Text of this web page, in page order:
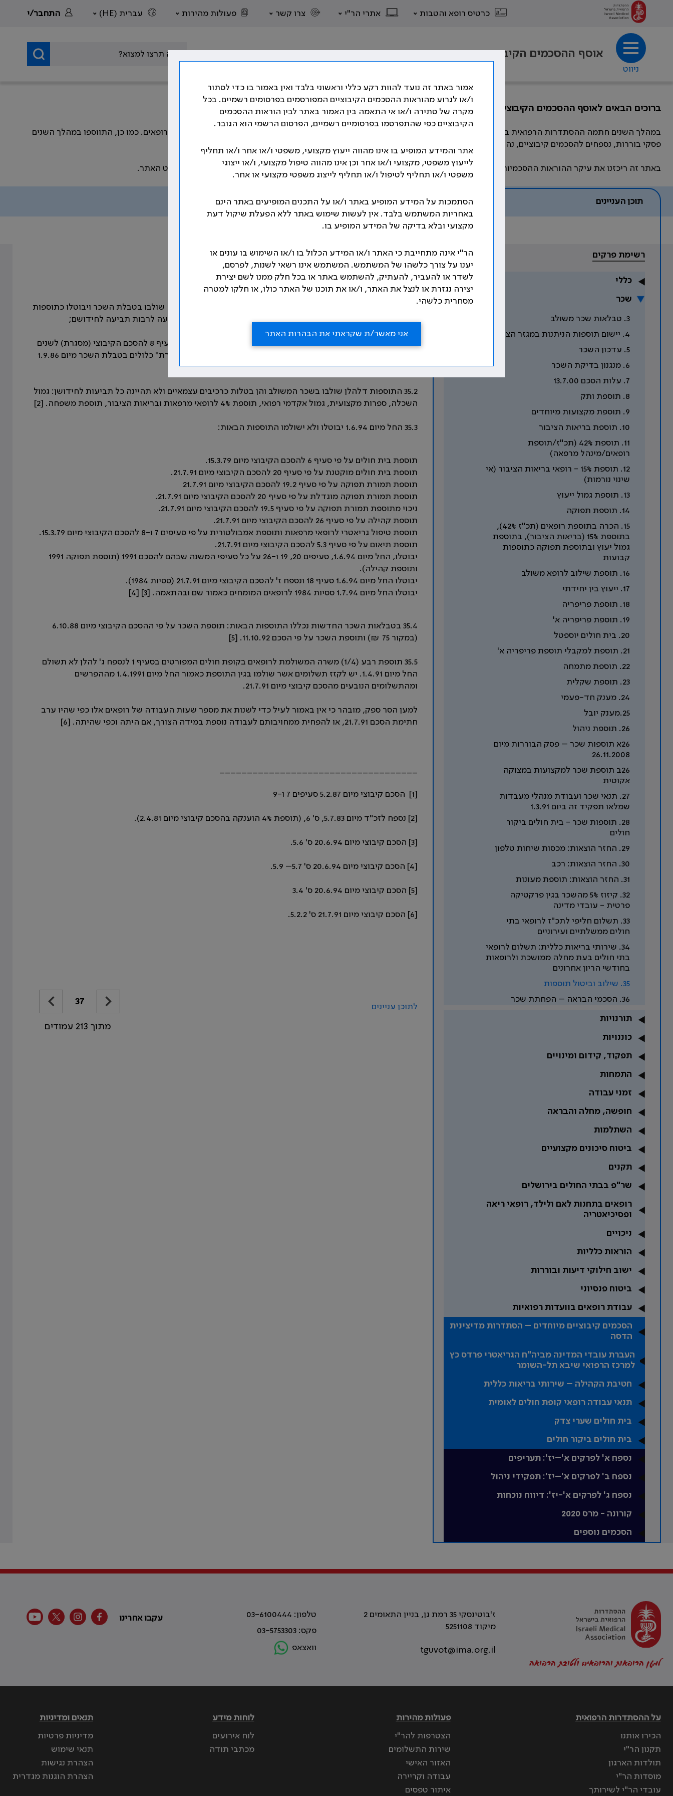
כרטיס רופא והטבות אתרי הר"י צרו קשר פעולות מהירות עברית (HE) התחבר/י
ניווט
אוסף ההסכמים הקיבוציים
ברוכים הבאים לאוסף ההסכמים הקיבוציים
במהלך השנים חתמה ההסתדרות הרפואית בישראל, מול המעסיקים השונים, על הסכמים קיבוציים רבים המסדירים את תנאי העבודה וזכויות הרופאים. כמו כן, התווספו במהלך השנים
פסקי בוררות, נספחים להסכמים קיבוציים, נהלים, חוזרים ומכתבים אשר קובעים את תנאי העבודה וזכויות הרופאים.
באתר זה ריכזנו את עיקר ההוראות ההסכמיות, שהוסדרו ועוגנו בהסכמים הקיבוצים שנחתמו לאורך השנים, בהתאם לנושאים שמפורטים בתפריט האתר.
תוכן העניינים אוסף הסכמים הקיבוציים
רשימת פרקים
כללי
שכר
3. טבלאות שכר משולב
4. יישום תוספות הניתנות במגזר הציבורי
5. עדכון השכר
6. מנגנון בדיקת השכר
7. עלות הסכם 13.7.00
8. תוספת ותק
9. תוספת מקצועות מיוחדים
10. תוספת בריאות הציבור
11. תוספת 42% (תכ"ז/תוספת
רופאים/מינהל מרפאה)
12. תוספת 15% - רופאי בריאות הציבור (אי
שינוי נורמות)
13. תוספת גמול ייעוץ
14. תוספת תפוקה
15. הכרה בתוספת רופאים (תכ"ז 42%),
בתוספת 15% (בריאות הציבור), בתוספת
גמול יעוץ ובתוספת תפוקה כתוספות
קבועות
16. תוספת שילוב לרופא משולב
17. ייעוץ בין יחידתי
18. תוספת פריפריה
19. תוספת פריפריה א'
20. בית חולים יוספטל
21. תוספת למקבלי תוספת פריפריה א'
22. תוספת מתמחה
23. תוספת שקלית
24. מענק חד-פעמי
25.מענק יובל
26. תוספת ניהול
26א תוספות שכר – פסק הבוררות מיום
26.11.2008
26ב תוספת שכר למקצועות במצוקה
אקוטית
27. תנאי שכר ועבודת מנהלי מעבדות
שמלאו תפקיד זה ביום 1.3.91
28. תוספות שכר - בית חולים ביקור
חולים
29. החזר הוצאות: מכסות שיחות טלפון
30. החזר הוצאות: רכב
31. החזר הוצאות: תוספת מעונות
32. קיזוז 5% מהשכר בגין פרקטיקה
פרטית - עובדי מדינה
33. תשלום חליפי לתכ"ז לרופאי בתי
חולים ממשלתיים ועירוניים
34. שירותי בריאות כללית: תשלום לרופאי
בתי חולים בעת מחלה ממושכת ולרופאות
בחודשי הריון אחרונים
35. שילוב וביטול תוספות
36. הסכמי הבראה – הפחתת שכר
תורנויות
כוננויות
תפקוד, קידום ומינויים
התמחות
זמני עבודה
חופשה, מחלה והבראה
השתלמות
ביטוח סיכונים מקצועיים
תקנים
שר"פ בבתי החולים בירושלים
רופאים בתחנות לאם ולילד, רופאי ריאה
ופסיכיאטריה
ניכויים
הוראות כלליות
ישוב חילוקי דיעות ובוררות
ביטוח פנסיוני
עבודת רופאים בוועדות רפואיות
הסכמים קיבוציים מיוחדים – הסתדרות מדיצינית
הדסה
העברת עובדי המדינה מביה"ח הגריאטרי פרדס כץ
למרכז הרפואי שיבא תל-השומר
חטיבת הקהילה – שירותי בריאות כללית
תנאי עבודה רופאי קופת חולים לאומית
בית חולים שערי צדק
בית חולים ביקור חולים
נספח א' לפרקים א'–יז': תעריפים
נספח ב' לפרקים א'–יז': תפקידי ניהול
נספח ג' לפרקים א'-יז': דיווח נוכחות
קורונה - מרס 2020
הסכמים נוספים
נושא: שכר
35. שילוב וביטול תוספות
35.1 תוספת השחיקה בהתאם להסכם מיום 19.1.84 ו-31.1.84 וותק שחיקה שולבו בטבלת השכר ויבוטלו כתוספות
תוספת העלות בגובה 3% על פי "הסכם העיבוי"; תוספת הדרגות על פי סעיף 8 להסכם הקיבוצי (מסגרת) לשנים
1984-1986 מיום 24.6.84 וכן קידום העובדים בדרגה על פי "הסכם המסגרת" כלולים בטבלת השכר מיום 1.9.86
ומהווים חלק ממנה; [1]
35.2 התוספות דלהלן שולבו בשכר המשולב והן בטלות כרכיבים עצמאיים ולא תהיינה כל תביעות לחידושן: גמול
השכלה, ספרות מקצועית, גמול אקדמי רפואי, תוספת 4% לרופאי מרפאות ובריאות הציבור, תוספת משפחה. [2]
35.3 החל מיום 1.6.94 יבוטלו ולא ישולמו התוספות הבאות:
תוספת בית חולים על פי סעיף 6 להסכם הקיבוצי מיום 15.3.79.
תוספת בית חולים מוקטנת על פי סעיף 20 להסכם הקיבוצי מיום 21.7.91.
תוספת תמורת תפוקה על פי סעיף 19.2 להסכם הקיבוצי מיום 21.7.91
תוספת תמורת תפוקה מוגדלת על פי סעיף 20 להסכם הקיבוצי מיום 21.7.91.
ניכוי מתוספת תמורת תפוקה על פי סעיף 19.5 להסכם הקיבוצי מיום 21.7.91.
תוספת קהילה על פי סעיף 26 להסכם הקיבוצי מיום 21.7.91.
תוספת טיפול גריאטרי לרופאי מרפאות ותוספת אמבולטורית על פי סעיפים 7 ו-8 להסכם הקיבוצי מיום 15.3.79.
תוספת תיאום על פי סעיף 5.3 להסכם הקיבוצי מיום 21.7.91.
יבוטלו, החל מיום 1.6.94, סעיפים 20, 19 ו-26 על כל סעיפי המשנה שבהם להסכם 1991 (תוספת תפוקה 1991
ותוספת קהילה).
יבוטלו החל מיום 1.6.94 סעיף 18 ונספח ז' להסכם הקיבוצי מיום 21.7.91 (ססיות 1984).
יבוטלו החל מיום 1.7.94 ססיות 1984 לרופאים המומחים כאמור שם ובהתאמה. [3] [4]
35.4 בטבלאות השכר החדשות נכללו התוספות הבאות: תוספת השכר על פי ההסכם הקיבוצי מיום 6.10.88
(במקור 75 ₪) ותוספת השכר על פי הסכם 11.10.92. [5]
35.5 תוספת רבע (1/4) משרה המשולמת לרופאים בקופת חולים המפורטים בסעיף 1 לנספח ג' להלן לא תשולם
החל מיום 1.4.91. יש לקזז תשלומים אשר שולמו בגין התוספת כאמור החל מיום 1.4.1991 מההפרשים
ומהתשלומים הנובעים מהסכם קיבוצי מיום 21.7.91.
למען הסר ספק, מובהר כי אין באמור לעיל כדי לשנות את מספר שעות העבודה של רופאים אלו כפי שהיו ערב
חתימת הסכם 21.7.91, או להפחית ממחויבותם לעבודה נוספת במידה הצורך, אם היתה וכפי שהיתה. [6]
[1] הסכם קיבוצי מיום 5.2.87 סעיפים 7 ו-9
[2] נספח לזכ"ד מיום 5.7.83, ס' 6, (תוספת 4% הוענקה בהסכם קיבוצי מיום 2.4.81).
[3] הסכם קיבוצי מיום 20.6.94 ס' 5.6.
[4] הסכם קיבוצי מיום 20.6.94 ס' 5.7– 5.9.
[5] הסכם קיבוצי מיום 20.6.94 ס' 3.4
[6] הסכם קיבוצי מיום 21.7.91 ס' 5.2.2.
לתוכן עניינים 37
מתוך 213 עמודים
אמור באתר זה נועד להוות רקע כללי וראשוני בלבד ואין באמור בו כדי לסתור
ו/או לגרוע מהוראות ההסכמים הקיבוציים המפורסמים בפרסומים רשמיים. בכל
מקרה של סתירה ו/או אי התאמה בין האמור באתר לבין הוראות ההסכמים
הקיבוציים כפי שהתפרסמו בפרסומיים רשמיים, הפרסום הרשמי הוא הגובר.
אתר והמידע המופיע בו אינו מהווה ייעוץ מקצועי, משפטי ו/או אחר ו/או תחליף
לייעוץ משפטי, מקצועי ו/או אחר וכן אינו מהווה טיפול מקצועי, ו/או ייצוגי
משפטי ו/או תחליף לטיפול ו/או תחליף לייצוג משפטי מקצועי או אחר.
הסתמכות על המידע המופיע באתר ו/או על התכנים המופיעים באתר הינם
באחריות המשתמש בלבד. אין לעשות שימוש באתר ללא הפעלת שיקול דעת
מקצועי ובלא בדיקה של המידע המופיע בו.
הר"י אינה מתחייבת כי האתר ו/או המידע הכלול בו ו/או השימוש בו עונים או
יענו על צורך כלשהו של המשתמש. המשתמש אינו רשאי לשנות, לפרסם,
לשדר או להעביר, להעתיק, להשתמש באתר או בכל חלק ממנו לשם יצירת
יצירה נגזרת או לנצל את האתר, ו/או את תוכנו של האתר כולו, או חלקו למטרה
מסחרית כלשהי.
אני מאשר/ת שקראתי את הבהרות האתר
למען הרופאות והרופאים ולטובת הרפואה
ז'בוטינסקי 35 רמת גן, בניין התאומים 2
מיקוד 5251108
tguvot@ima.org.il
טלפון: 03-6100444
פקס: 03-5753303
וואצאפ
עקבו אחרינו
על ההסתדרות הרפואית
הכירו אותנו
תקנון הר"י
תולדות הארגון
מוסדות הר"י
עובדי הר"י לשירותך
פעולות מהירות
הצטרפות להר"י
שירות התשלומים
האזור האישי
עבודה וקריירה
איתור טפסים
לוחות מידע
לוח אירועים
מכתבי תודה
תנאים ומדיניות
מדיניות פרטיות
תנאי שימוש
הצהרת נגישות
הצהרת הוגנות מגדרית